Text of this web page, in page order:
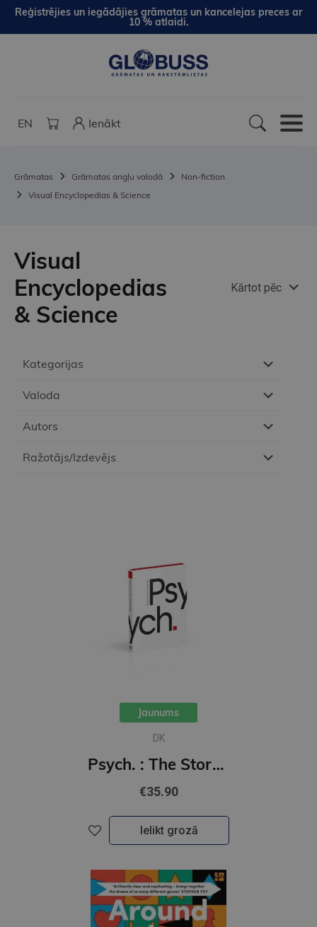
Reģistrējies un iegādājies grāmatas un kancelejas preces ar
10 % atlaidi.
EN Ienākt
Grāmatas Grāmatas angļu valodā
Non-fiction
Visual Encyclopedias & Science
Kategorijas
Valoda
Autors
Ražotājs/Izdevējs
Visual
Encyclopedias
& Science
Kārtot pēc
Jaunums
DK
Psych. : The Story of Psychology
€35.90
Ielikt grozā